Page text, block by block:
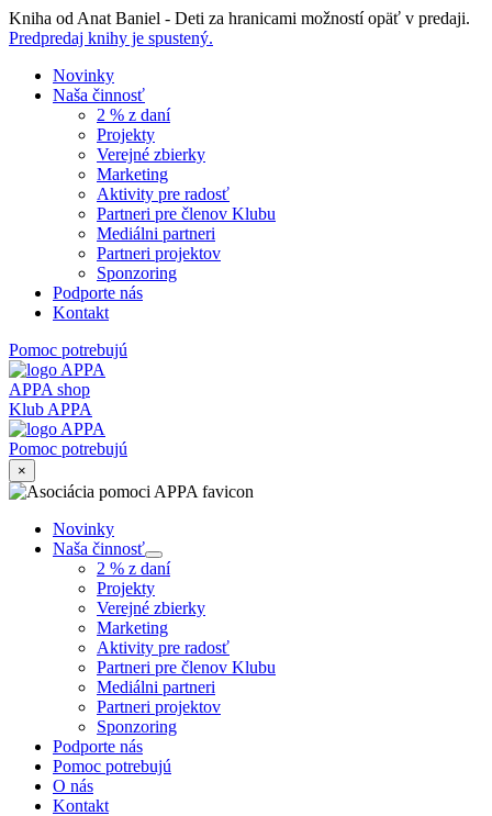
Skip
to
Kniha od Anat Baniel - Deti za hranicami možností opäť v predaji.
Predpredaj knihy je spustený.
Novinky
Naša činnosť
2 % z daní
Projekty
Verejné zbierky
Marketing
Aktivity pre radosť
Partneri pre členov Klubu
Mediálni partneri
Partneri projektov
Sponzoring
Podporte nás
Kontakt
Pomoc potrebujú
APPA shop
Klub APPA
Pomoc potrebujú
×
Novinky
Naša činnosť
Submenu
2 % z daní
Projekty
Verejné zbierky
Marketing
Aktivity pre radosť
Partneri pre členov Klubu
Mediálni partneri
Partneri projektov
Sponzoring
Podporte nás
Pomoc potrebujú
O nás
Kontakt